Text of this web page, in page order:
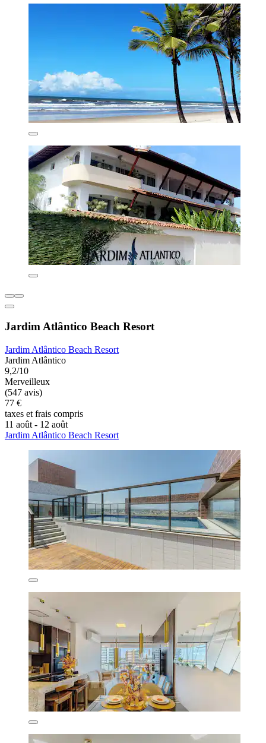
Jardim Atlântico Beach Resort
Jardim Atlântico Beach Resort
Jardim Atlântico
9,2/10
Merveilleux
(547 avis)
77 €
taxes et frais compris
11 août - 12 août
Jardim Atlântico Beach Resort